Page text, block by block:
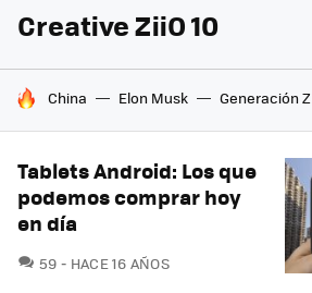
Creative ZiiO 10
HOY SE HABLA DE
China Elon Musk Generación Z
Tablets Android: Los que
podemos comprar hoy
en día
59 COMENTARIOS
HACE 16 AÑOS